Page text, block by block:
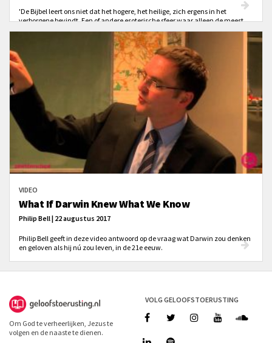
'De Bijbel leert ons niet dat het hogere, het heilige, zich ergens in het
verborgene bevindt. Een of andere esoterische sfeer waar alleen de meest
briljante elitedenkers toe kunnen doordringen om een kleine glimp op te
vangen van het heilige. In tegendeel: De hele aarde is
vol van de heerlijkheid van God.'
VIDEO
What If Darwin Knew What We Know
Philip Bell | 22 augustus 2017
Philip Bell geeft in deze video antwoord op de vraag wat Darwin zou denken
en geloven als hij nú zou leven, in de 21e eeuw.
Om God te verheerlijken, Jezus te
volgen en de naaste te dienen.
VOLG GELOOFSTOERUSTING